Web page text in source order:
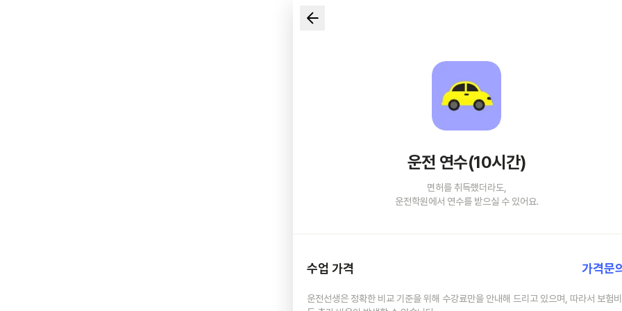
운전 연수(10시간)
면허를 취득했더라도,
운전학원에서 연수를 받으실 수 있어요.
수업 가격 가격문
운전선생은 정확한 비교 기준을 위해 수강료만을 안내해 드리고 있으며, 따라서 보험비